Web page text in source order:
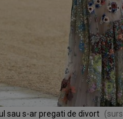
sau s-ar pregati de divort